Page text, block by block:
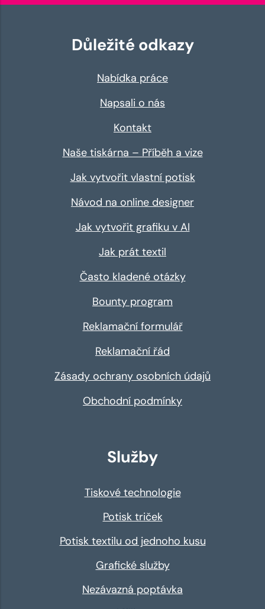
Důležité odkazy
Nabídka práce
Napsali o nás
Kontakt
Naše tiskárna – Příběh a vize
Jak vytvořit vlastní potisk
Návod na online designer
Jak vytvořit grafiku v AI
Jak prát textil
Často kladené otázky
Bounty program
Reklamační formulář
Reklamační řád
Zásady ochrany osobních údajů
Obchodní podmínky
Služby
Tiskové technologie
Potisk triček
Potisk textilu od jednoho kusu
Grafické služby
Nezávazná poptávka